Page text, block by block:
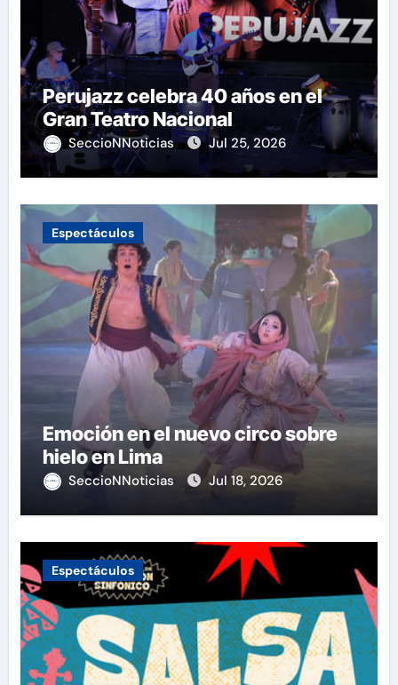
Perujazz celebra 40 años en el
Gran Teatro Nacional
SeccioNNoticias Jul 25, 2026
Espectáculos
Emoción en el nuevo circo sobre
hielo en Lima
SeccioNNoticias Jul 18, 2026
Espectáculos